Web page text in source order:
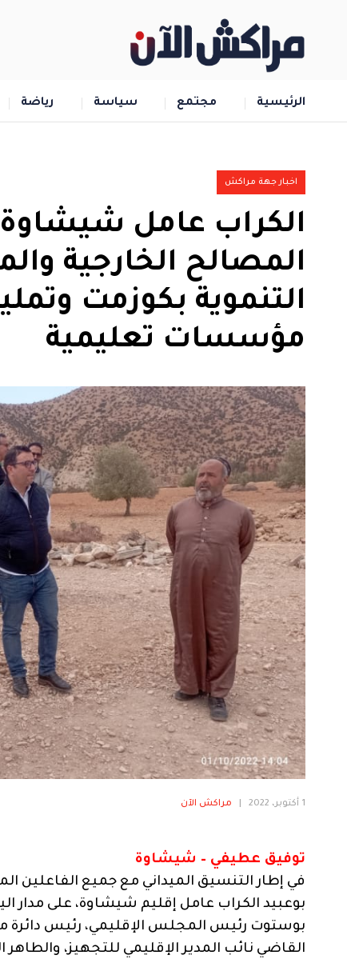
الرئيسية مجتمع سياسة رياضة
اخبار جهة مراكش
الكراب عامل
المصالح الخارجية
التنموية بكوزمت
مؤسسات تعليمية
1 أكتوبر، 2022 مراكش الآن
توفيق عطيفي – شيشاوة
في إطار التنسيق الميداني مع جميع الفاعلين
بوعبيد الكراب عامل إقليم شيشاوة، على مدار
بوستوت رئيس المجلس الإقليمي، رئيس دائرة
القاضي نائب المدير الإقليمي للتجهيز، والطاهر